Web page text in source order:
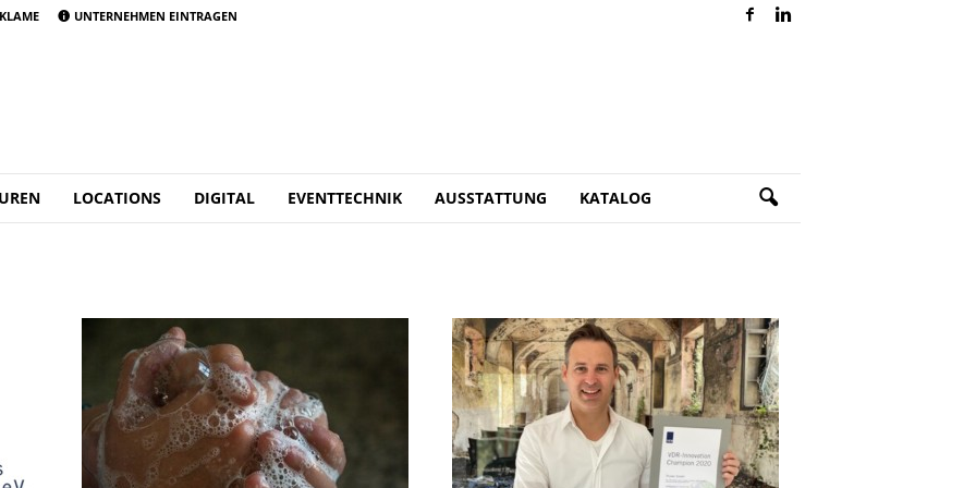
UNTERNEHMEN EINTRAGEN
LOCATIONS DIGITAL EVENTTECHNIK AUSSTATTUNG KATALOG